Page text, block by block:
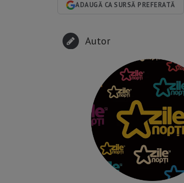
ADAUGĂ CA SURSĂ PREFERATĂ
Autor